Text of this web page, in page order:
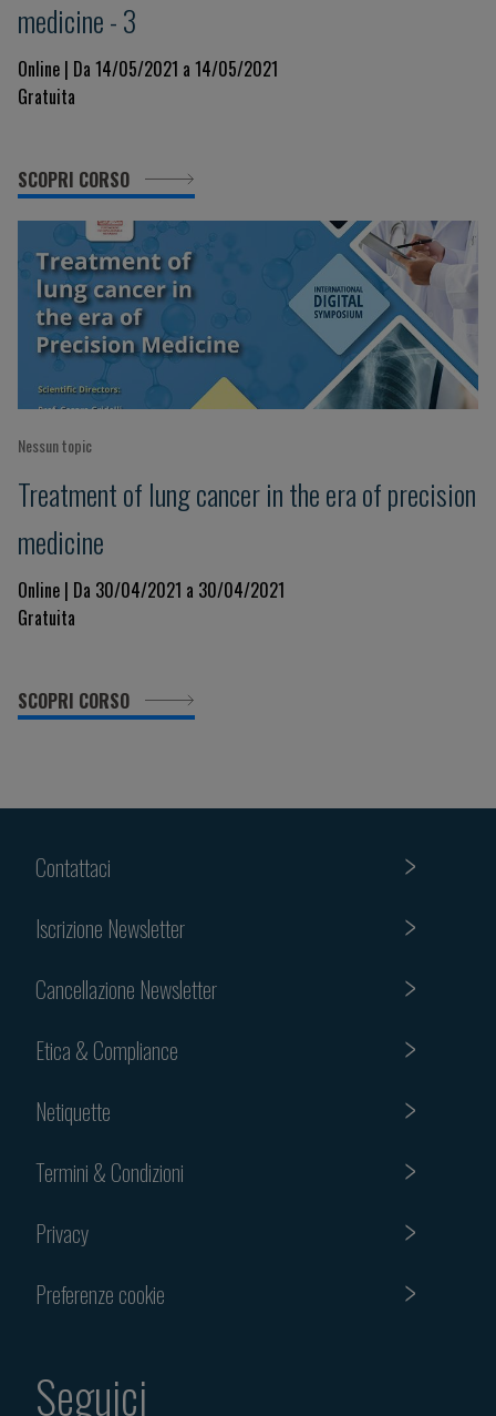
medicine - 3
Online | Da 14/05/2021 a 14/05/2021
Gratuita
SCOPRI CORSO
Nessun topic
Treatment of lung cancer in the era of precision
medicine
Online | Da 30/04/2021 a 30/04/2021
Gratuita
SCOPRI CORSO
Contattaci
Iscrizione Newsletter
Cancellazione Newsletter
Etica & Compliance
Netiquette
Termini & Condizioni
Privacy
Preferenze cookie
Seguici